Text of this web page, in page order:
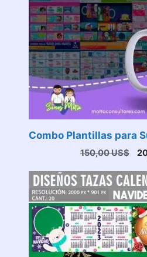
Combo Plantillas para
150,00US$
El